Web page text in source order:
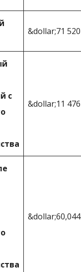
&dollar;71 520
с
&dollar;11 476
&dollar;60,044